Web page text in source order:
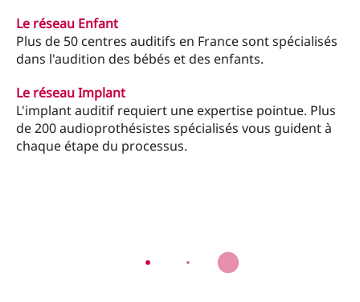
Le réseau Enfant
Plus de 50 centres auditifs en France sont spécialisés
dans l'audition des bébés et des enfants.
Le réseau Implant
L'implant auditif requiert une expertise pointue. Plus
de 200 audioprothésistes spécialisés vous guident à
chaque étape du processus.